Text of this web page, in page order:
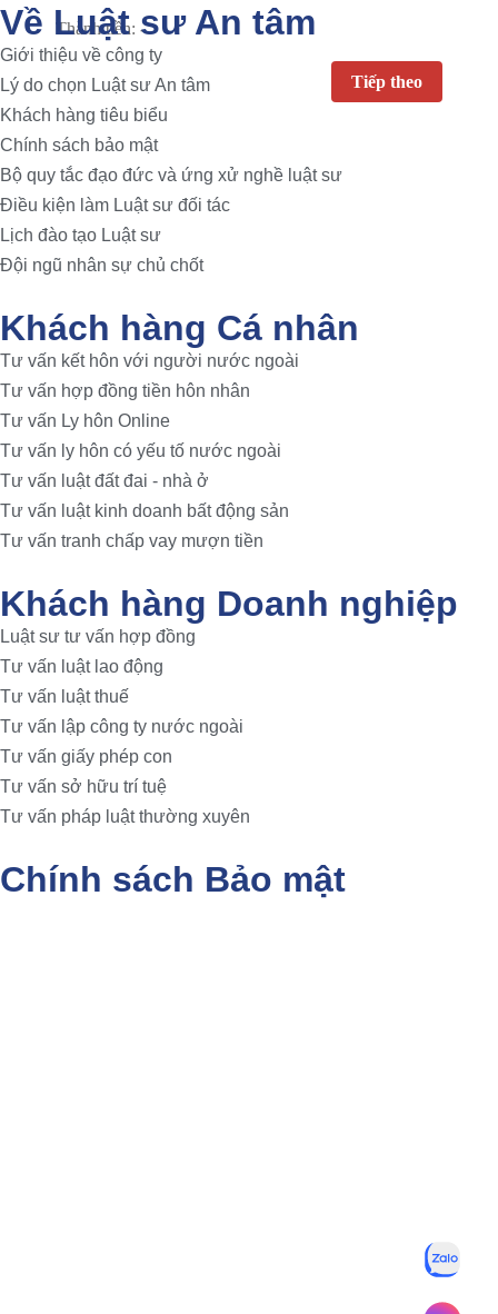
Thành tiền: -
Về Luật sư An tâm
Giới thiệu về công ty
Lý do chọn Luật sư An tâm
Khách hàng tiêu biểu
Chính sách bảo mật
Bộ quy tắc đạo đức và ứng xử nghề luật sư
Điều kiện làm Luật sư đối tác
Lịch đào tạo Luật sư
Đội ngũ nhân sự chủ chốt
Khách hàng Cá nhân
Tư vấn kết hôn với người nước ngoài
Tư vấn hợp đồng tiền hôn nhân
Tư vấn Ly hôn Online
Tư vấn ly hôn có yếu tố nước ngoài
Tư vấn luật đất đai - nhà ở
Tư vấn luật kinh doanh bất động sản
Tư vấn tranh chấp vay mượn tiền
Khách hàng Doanh nghiệp
Luật sư tư vấn hợp đồng
Tư vấn luật lao động
Tư vấn luật thuế
Tư vấn lập công ty nước ngoài
Tư vấn giấy phép con
Tư vấn sở hữu trí tuệ
Tư vấn pháp luật thường xuyên
Chính sách Bảo mật